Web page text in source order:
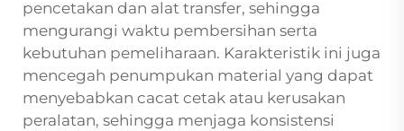
pencetakan dan alat transfer, sehingga
mengurangi waktu pembersihan serta
kebutuhan pemeliharaan. Karakteristik ini juga
mencegah penumpukan material yang dapat
menyebabkan cacat cetak atau kerusakan
peralatan, sehingga menjaga konsistensi